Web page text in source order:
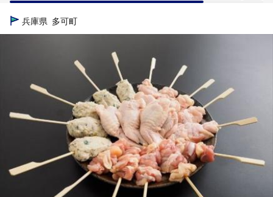
TOP
加工食品 惣菜・レトルト
調味料 ほかの調味料
兵庫県 多可町